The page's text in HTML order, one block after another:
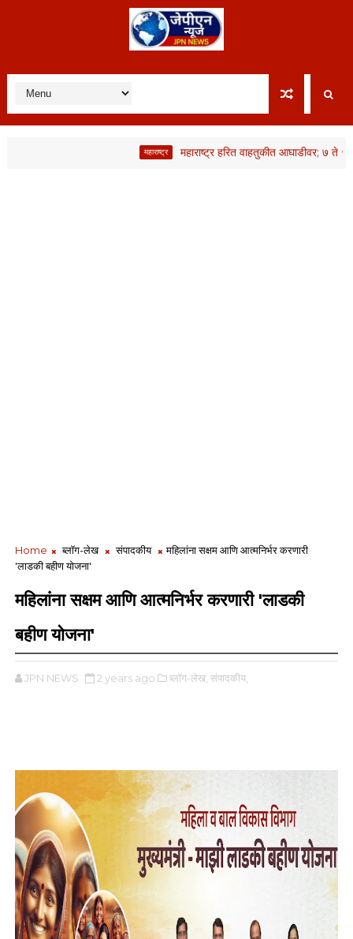
महाराष्ट्र हरित वाहतुकीत आघाडीवर; ७ ते ५५ टन
Home ब्लॉग-लेख संपादकीय
महिलांना सक्षम आणि आत्मनिर्भर करणारी
'लाडकी बहीण योजना'
महिलांना सक्षम आणि आत्मनिर्भर करणारी 'लाडकी
बहीण योजना'
JPN NEWS 2 years ago ब्लॉग-लेख, संपादकीय,